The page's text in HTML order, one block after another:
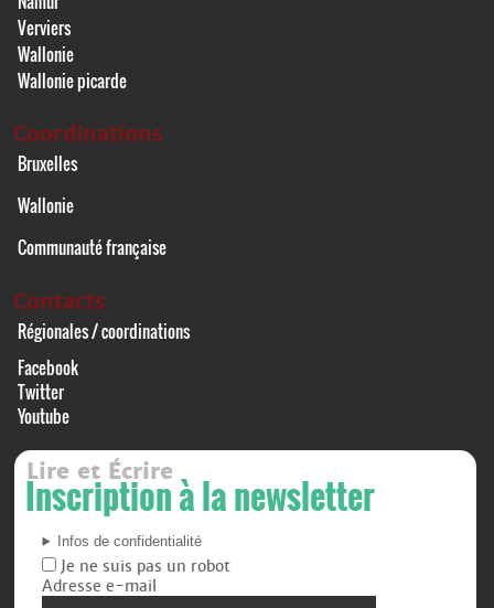
Verviers
Wallonie
Wallonie picarde
Coordinations
Bruxelles
Wallonie
Communauté française
Contacts
Régionales / coordinations
Facebook
Twitter
Youtube
Lire et Écrire
Inscription à la newsletter
Infos de confidentialité
Je ne suis pas un robot
Adresse e-mail